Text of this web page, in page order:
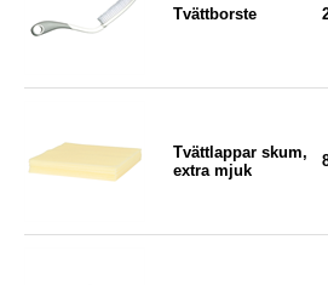
Tvättborste
Tvättlappar skum,
extra mjuk